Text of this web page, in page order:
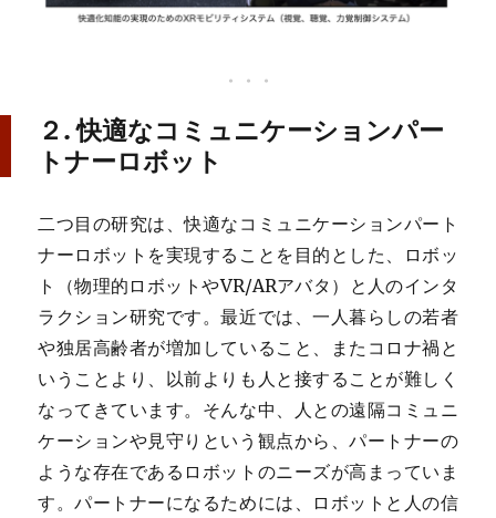
２. 快適なコミュニケーションパー
トナーロボット
二つ目の研究は、快適なコミュニケーションパート
ナーロボットを実現することを目的とした、ロボッ
ト（物理的ロボットやVR/ARアバタ）と人のインタ
ラクション研究です。最近では、一人暮らしの若者
や独居高齢者が増加していること、またコロナ禍と
いうことより、以前よりも人と接することが難しく
なってきています。そんな中、人との遠隔コミュニ
ケーションや見守りという観点から、パートナーの
ような存在であるロボットのニーズが高まっていま
す。パートナーになるためには、ロボットと人の信